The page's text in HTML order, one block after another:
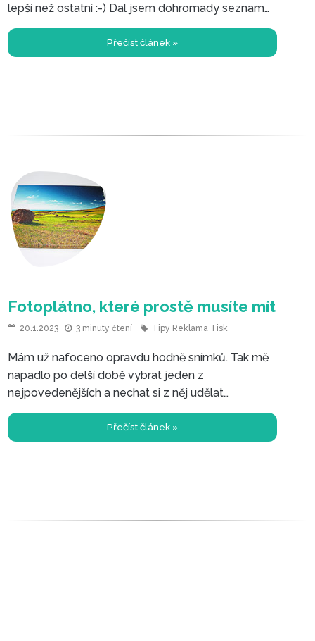
Nejhezčí místa v Anglii, která jsem
navštívil
lepší než ostatní :-) Dal jsem dohromady seznam
toho, kde se mi líbilo nejvíc.
Přečíst článek »
20.1.2023 3 minuty čtení Tipy Reklama Tisk
Mám už nafoceno opravdu hodně snímků. Tak mě
napadlo po delší době vybrat jeden z
nejpovedenějších a nechat si z něj udělat
fotoobraz na plátně. Už jsem si dříve někde nechal
takový obraz udělat. I když to nebylo vysloveně
špatné, tak barvy nebyly tak syté, jako když máte
Přečíst článek »